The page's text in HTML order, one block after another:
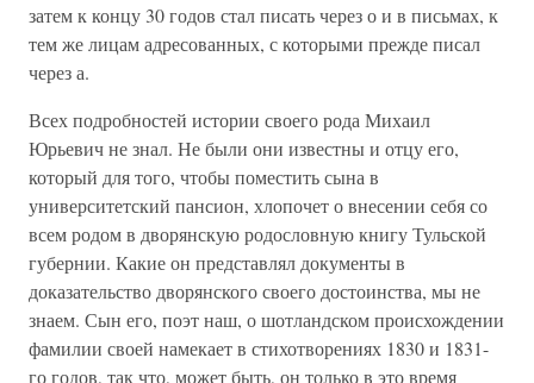
затем к концу 30 годов стал писать через о и в письмах, к
тем же лицам адресованных, с которыми прежде писал
через а.
Всех подробностей истории своего рода Михаил
Юрьевич не знал. Не были они известны и отцу его,
который для того, чтобы поместить сына в
университетский пансион, хлопочет о внесении себя со
всем родом в дворянскую родословную книгу Тульской
губернии. Какие он представлял документы в
доказательство дворянского своего достоинства, мы не
знаем. Сын его, поэт наш, о шотландском происхождении
фамилии своей намекает в стихотворениях 1830 и 1831-
го годов, так что, может быть, он только в это время